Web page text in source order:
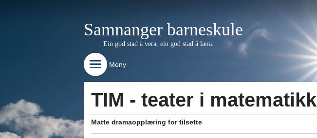
Samnanger barneskule
Ein god stad å vera, ein god stad å læra.
Meny
TIM - teater i matematikk
Matte dramaopplæring for tilsette